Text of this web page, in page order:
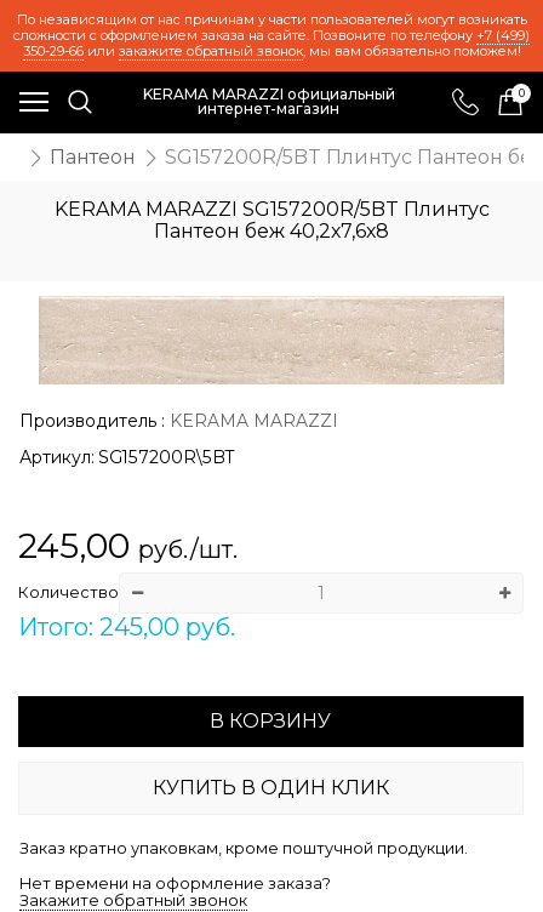
По независящим от нас причинам у части пользователей могут возникать
сложности с оформлением заказа на сайте. Позвоните по телефону +7 (499)
350-29-66или закажите обратный звонок, мы вам обязательно поможем!
KERAMA MARAZZI официальный
интернет-магазин
0
Пантеон SG157200R/5BT Плинтус Пантеон
KERAMA MARAZZI SG157200R/5BT Плинтус
Пантеон беж 40,2х7,6х8
Производитель : KERAMA MARAZZI
Артикул: SG157200R\5BT
245,00 руб./шт.
Количество
Итого: 245,00 руб.
В КОРЗИНУ
КУПИТЬ В ОДИН КЛИК
Заказ кратно упаковкам, кроме поштучной продукции.
Нет времени на оформление заказа?
Закажите обратный звонок